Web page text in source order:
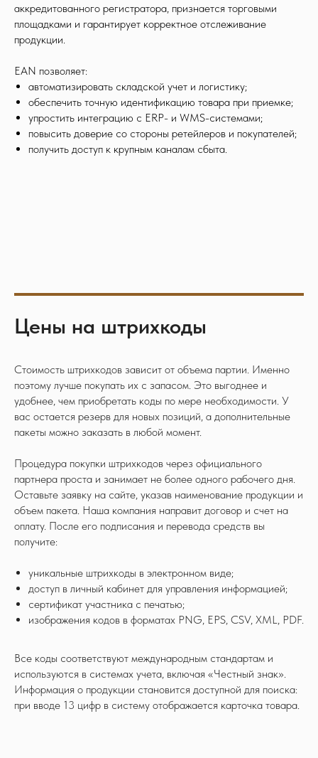
аккредитованного регистратора, признается торговыми
площадками и гарантирует корректное отслеживание
продукции.
EAN позволяет:
автоматизировать складской учет и логистику;
обеспечить точную идентификацию товара при приемке;
упростить интеграцию с ERP- и WMS-системами;
повысить доверие со стороны ретейлеров и покупателей;
получить доступ к крупным каналам сбыта.
Цены на штрихкоды
Стоимость штрихкодов зависит от объема партии. Именно
поэтому лучше покупать их с запасом. Это выгоднее и
удобнее, чем приобретать коды по мере необходимости. У
вас остается резерв для новых позиций, а дополнительные
пакеты можно заказать в любой момент.
Процедура покупки штрихкодов через официального
партнера проста и занимает не более одного рабочего дня.
Оставьте заявку на сайте, указав наименование продукции и
объем пакета. Наша компания направит договор и счет на
оплату. После его подписания и перевода средств вы
получите:
уникальные штрихкоды в электронном виде;
доступ в личный кабинет для управления информацией;
сертификат участника с печатью;
изображения кодов в форматах PNG, EPS, CSV, XML, PDF.
Все коды соответствуют международным стандартам и
используются в системах учета, включая «Честный знак».
Информация о продукции становится доступной для поиска:
при вводе 13 цифр в систему отображается карточка товара.